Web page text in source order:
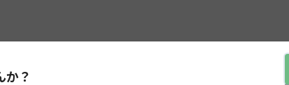
か？